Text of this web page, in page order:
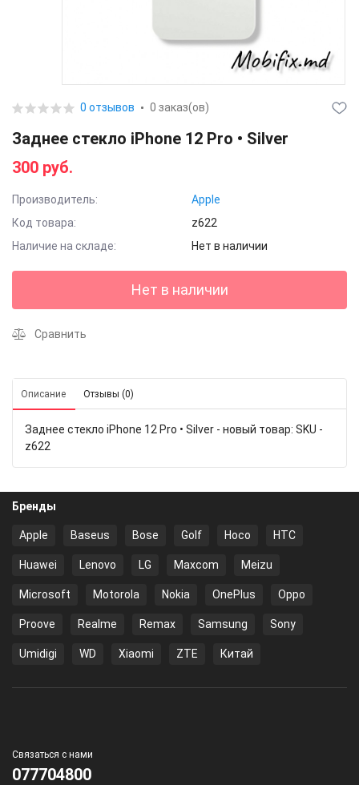
0 отзывов 0 заказ(ов)
Заднее стекло iPhone 12 Pro • Silver
300 руб.
Производитель:
Apple
Код товара:
z622
Наличие на складе:
Нет в наличии
Нет в наличии
Сравнить
Описание Отзывы (0)
Заднее стекло iPhone 12 Pro • Silver - новый товар: SKU -
z622
Бренды
Apple Baseus Bose Golf Hoco HTC
Huawei Lenovo LG Maxcom Meizu
Microsoft Motorola Nokia OnePlus Oppo
Proove Realme Remax Samsung Sony
Umidigi WD Xiaomi ZTE Китай
Связаться с нами
077704800